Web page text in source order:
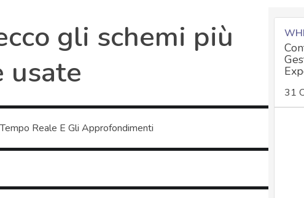
gli schemi più
usate
Reale E Gli Approfondimenti
31